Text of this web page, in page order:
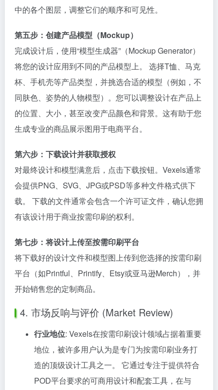
中的各个图层，调整它们的顺序和可见性。
第五步：创建产品模型（Mockup）
完成设计后，使用“模型生成器”（Mockup Generator）
将您的设计应用到不同的产品模型上。 选择T恤、马克
杯、手机壳等产品类型，并挑选合适的模型（例如，不
同肤色、姿势的人物模型）。您可以调整设计在产品上
的位置、大小，甚至改变产品颜色和背景。这有助于您
生成专业的商品展示图用于电商平台。
第六步：下载设计并获取授权
对最终设计和模型满意后，点击下载按钮。Vexels通常
会提供PNG、SVG、JPG或PSD等多种文件格式供下
载。 下载的文件通常会包含一个许可证文件，确认您拥
有该设计用于商业按需印刷的权利。
第七步：将设计上传至按需印刷平台
将下载好的设计文件和模型图上传到您选择的按需印刷
平台（如Printful、Printify、Etsy或亚马逊Merch），并
开始销售您的定制商品。
4. 市场反响与评价 (Market Review)
行业地位: Vexels在按需印刷设计领域占据着重要
地位，被许多用户认为是专门为按需印刷业务打
造的顶级设计工具之一。 它通过专注于提供符合
POD平台要求的可商用设计和配套工具，在与